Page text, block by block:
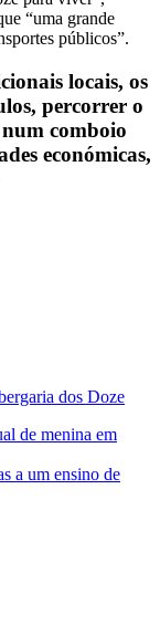
“uma grande
públicos”.
locais, os
percorrer o
comboio
económicas,
dos Doze
de menina em
a um ensino de